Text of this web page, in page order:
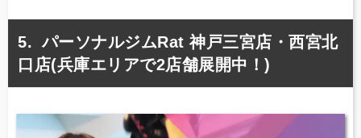
パーソナルジムRat 神戸三宮店・西宮北
口店(兵庫エリアで2店舗展開中！)